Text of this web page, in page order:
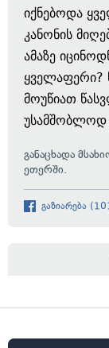
იქნებოდა
კანონის
ამაზე
ყველაფერი?
მოუწიათ
უსამშობლოდ
განაცხადა
ეთერში.
გაზიარება (